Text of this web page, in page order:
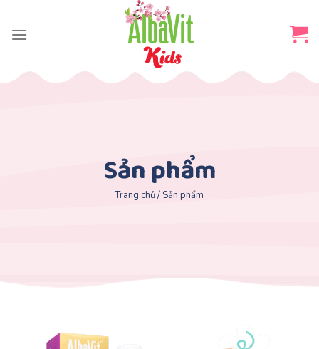
content
Sản phẩm
Trang chủ/ Sản phẩm